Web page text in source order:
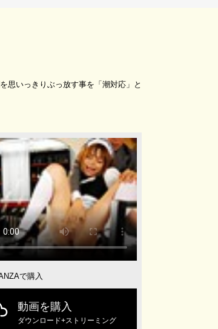
思いっきりぶっ放す事を「潮対応」と
で購入
動画を購入
ダウンロード+ストリーミング